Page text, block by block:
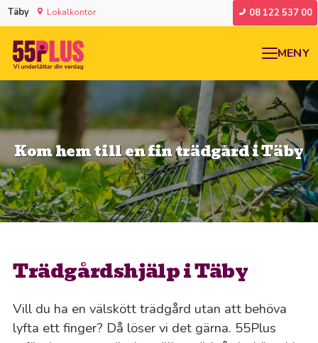
Täby Lokalkontor 08 122 537 00
MENY
Kom hem till en fin trädgård i Täby
Trädgårdshjälp i Täby
Vill du ha en välskött trädgård utan att behöva
lyfta ett finger? Då löser vi det gärna. 55Plus